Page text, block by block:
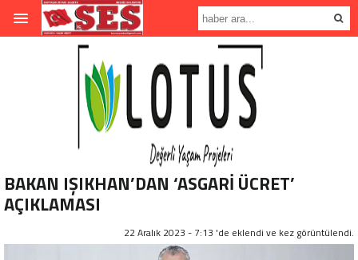
BAKAN IŞIKHAN’DAN ‘ASGARİ ÜCRET’
AÇIKLAMASI
22 Aralık 2023 - 7:13 'de eklendi ve kez görüntülendi.